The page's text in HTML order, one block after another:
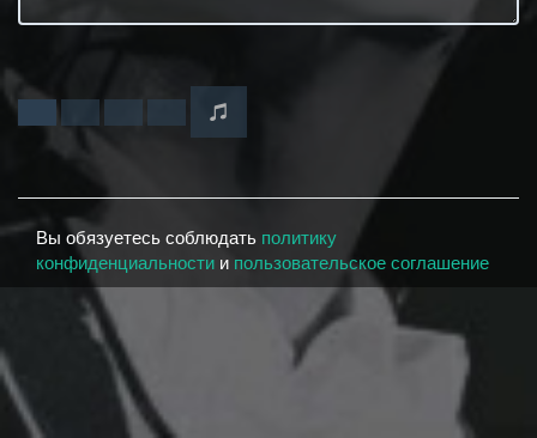
Вы обязуетесь соблюдать политику
конфиденциальности и пользовательское соглашение